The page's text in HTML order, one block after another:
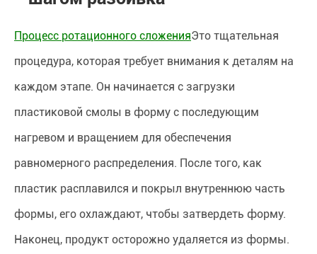
Процесс ротационного сложенияЭто тщательная
процедура, которая требует внимания к деталям на
каждом этапе. Он начинается с загрузки
пластиковой смолы в форму с последующим
нагревом и вращением для обеспечения
равномерного распределения. После того, как
пластик расплавился и покрыл внутреннюю часть
формы, его охлаждают, чтобы затвердеть форму.
Наконец, продукт осторожно удаляется из формы.